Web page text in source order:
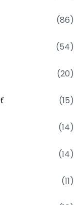
(86)
(54)
(20)
(15)
(14)
(14)
(11)